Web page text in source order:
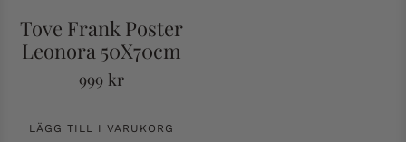
Tove Frank Poster
Leonora 50X70cm
999 kr
LÄGG TILL I VARUKORG